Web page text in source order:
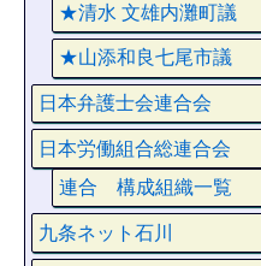
★清水 文雄内灘町議
★山添和良七尾市議
日本弁護士会連合会
日本労働組合総連合会
連合 構成組織一覧
九条ネット石川